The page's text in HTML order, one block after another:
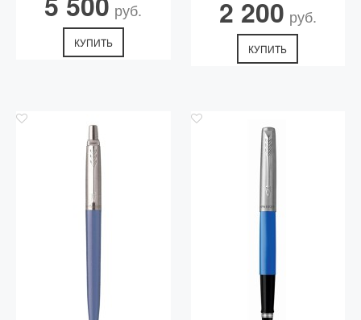
руб.
КУПИТЬ
2 200 руб.
КУПИТЬ